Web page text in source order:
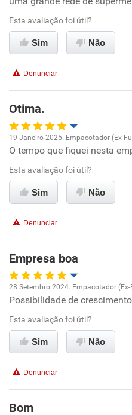
Ambiente de trabalho
Conciliação com a vida familiar
Recomenda esta empresa
Recomenda a diretoria
Esta avaliação foi útil?
Sim Não
Denunciar
Otima.
Oportunidade de promoção
Ambiente de trabalho
Benefícios
Recomenda esta empresa
Não recomenda a
19 Janeiro 2025. Empacotador (Ex-
O tempo que fiquei nesta
Esta avaliação foi útil?
Sim Não
Denunciar
Empresa boa
Oportunidade de promoção
Ambiente de trabalho
Benefícios
28 Setembro 2024. Empacotador
Possibilidade de crescimento
Esta avaliação foi útil?
Sim Não
Denunciar
Bom